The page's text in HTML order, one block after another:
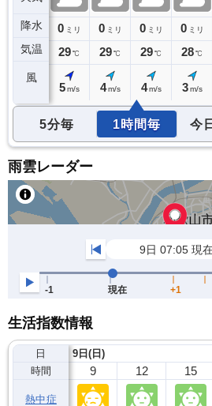
降水
気温
風
0ミリ
30℃
0 ミリ
29℃
5 m/s
0 ミリ
29℃
4 m/s
0 ミリ
29℃
4 m/s
0 ミリ
28℃
3 m/s
5分毎 1時間毎 今
雨雲レーダー
生活指数情報
日
時間
熱中症
9日(日)
9 12 15